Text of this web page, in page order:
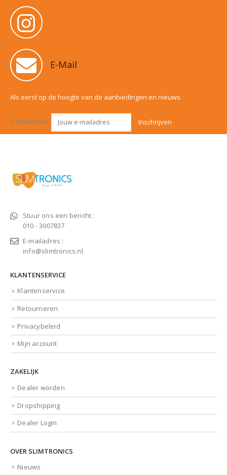
E-Mail
Als eerst op de hoogte van de aanbiedingen en nieuws
E-mailadres:
Stuur ons een bericht :
010 - 3007837
E-mailadres :
info@slimtronics.nl
KLANTENSERVICE
Klantenservice
Retourneren
Privacybeleid
Mijn account
ZAKELIJK
Dealer worden
Dropshipping
Dealer Login
OVER SLIMTRONICS
Nieuws